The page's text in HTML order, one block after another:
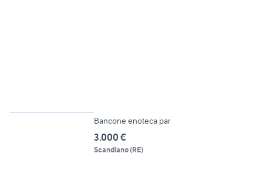
Bancone enoteca par
3.000 €
Scandiano(RE)